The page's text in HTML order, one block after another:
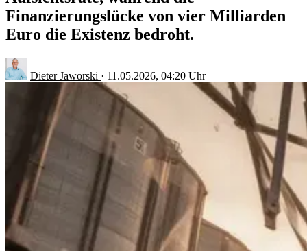
Finanzierungslücke von vier Milliarden
Euro die Existenz bedroht.
Dieter Jaworski · 11.05.2026, 04:20 Uhr